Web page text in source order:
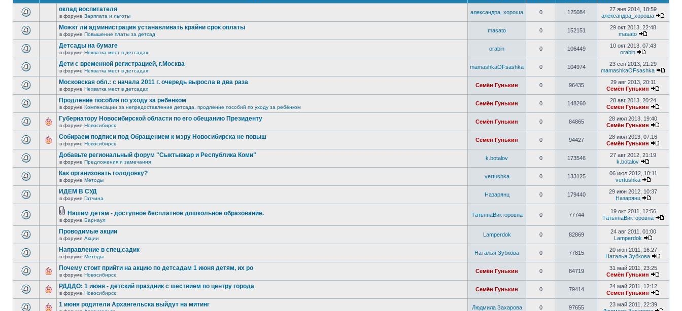
оклад воспитателя
в форуме Зарплата и льготы
александра_хороша 0 125084
27 янв 2014, 18:59
александра_хороша
Можкт ли администрация устанавливать крайни срок оплаты
в форуме Повышение платы за детсад
masato 0 152151
29 окт 2013, 22:48
masato
Детсады на бумаге
в форуме Нехватка мест в детсадах
orabin 0 106449
10 окт 2013, 07:43
orabin
Дети с временной регистрацией, г.Москва
в форуме Нехватка мест в детсадах
mamashkaOFsashka 0 104974
23 сен 2013, 21:29
mamashkaOFsashka
Московская обл.: с начала 2011 г. очередь выросла в два раза
в форуме Нехватка мест в детсадах
Семён Гунькин 0 96435
29 авг 2013, 20:11
Семён Гунькин
Продление пособия по уходу за ребёнком
в форуме Компенсации за непредоставление детсада, продление пособий по уходу за ребёнком
Семён Гунькин 0 148260
28 авг 2013, 20:24
Семён Гунькин
Губернатору Новосибирской области по его обещанию Президенту
в форуме Новосибирск
Семён Гунькин 0 84865
28 июл 2013, 19:40
Семён Гунькин
Собираем подписи под Обращением к мэру Новосибирска не повыш
в форуме Новосибирск
Семён Гунькин 0 94427
28 июл 2013, 07:16
Семён Гунькин
Добавьте региональный форум "Сыктывкар и Республика Коми"
в форуме Предложения и замечания
k.botalov 0 173546
27 авг 2012, 21:19
k.botalov
Как организовать голодовку?
в форуме Методы
vertushka 0 133125
06 июл 2012, 10:11
vertushka
ИДЕМ В СУД
в форуме Гатчина
Назарянц 0 179440
29 июн 2012, 10:37
Назарянц
Нашим детям - доступное бесплатное дошкольное образование.
в форуме Барнаул
ТатьянаВикторовна 0 77744
19 окт 2011, 12:56
ТатьянаВикторовна
Проводимые акции
в форуме Акции
Lamperdok 0 82869
24 авг 2011, 01:00
Lamperdok
Направление в спец.садик
в форуме Методы
Наталья Зубкова 0 77815
20 июн 2011, 16:27
Наталья Зубкова
Почему стоит прийти на акцию по детсадам 1 июня детям, их ро
в форуме Новосибирск
Семён Гунькин 0 84719
31 май 2011, 23:25
Семён Гунькин
РДДДО: 1 июня - детский праздник с шествием по центру города
в форуме Новосибирск
Семён Гунькин 0 79414
24 май 2011, 12:12
Семён Гунькин
1 июня родители Архангельска выйдут на митинг Людмила Захарова 0 97655
23 май 2011, 22:39